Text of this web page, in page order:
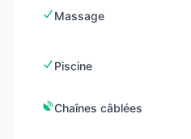
Massage
Piscine
Chaînes câblées